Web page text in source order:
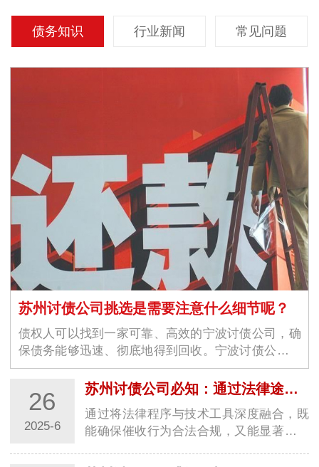
债务知识 行业新闻 常见问题
苏州讨债公司挑选是需要注意什么细节呢？
债权人可以找到一家可靠、高效的宁波讨债公司，确
保债务能够迅速、彻底地得到回收。宁波讨债公司的
选择不仅仅是为了解决眼前的经济问题，更是为了维
护商业环境的稳定与良好运作。随着商业交易的增加
和…
26
2025-6
苏州讨债公司必知：通过法律途径要账的关键步骤
通过将法律程序与技术工具深度融合，既
能确保催收行为合法合规，又能显著提升